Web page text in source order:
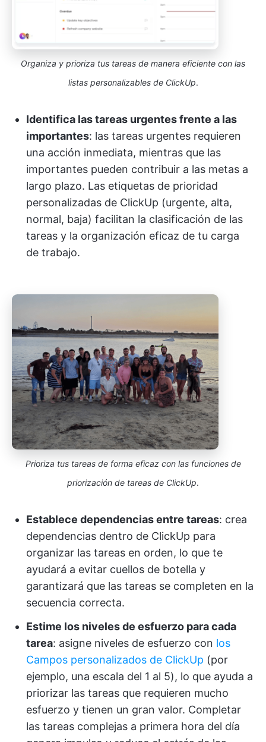
Organiza y prioriza tus tareas de manera eficiente con las
listas personalizables de ClickUp.
Identifica las tareas urgentes frente a las
importantes: las tareas urgentes requieren
una acción inmediata, mientras que las
importantes pueden contribuir a las metas a
largo plazo. Las etiquetas de prioridad
personalizadas de ClickUp (urgente, alta,
normal, baja) facilitan la clasificación de las
tareas y la organización eficaz de tu carga
de trabajo.
Prioriza tus tareas de forma eficaz con las funciones de
priorización de tareas de ClickUp.
Establece dependencias entre tareas: crea
dependencias dentro de ClickUp para
organizar las tareas en orden, lo que te
ayudará a evitar cuellos de botella y
garantizará que las tareas se completen en la
secuencia correcta.
Estime los niveles de esfuerzo para cada
tarea: asigne niveles de esfuerzo con los
Campos personalizados de ClickUp (por
ejemplo, una escala del 1 al 5), lo que ayuda a
priorizar las tareas que requieren mucho
esfuerzo y tienen un gran valor. Completar
las tareas complejas a primera hora del día